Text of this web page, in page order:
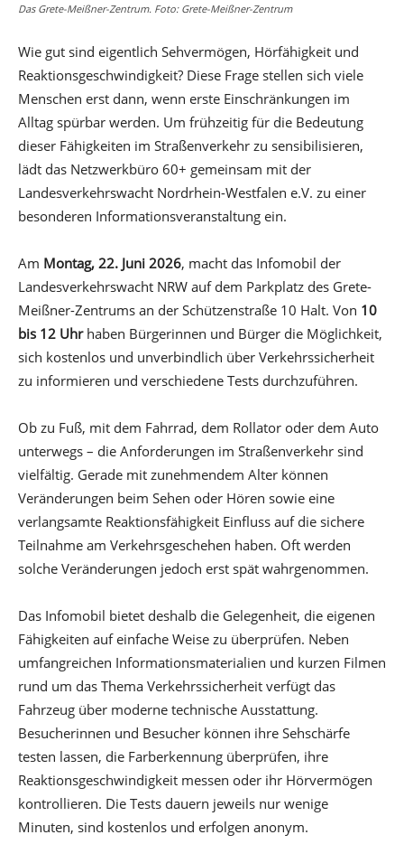
Das Grete-Meißner-Zentrum. Foto: Grete-Meißner-Zentrum
Wie gut sind eigentlich Sehvermögen, Hörfähigkeit und
Reaktionsgeschwindigkeit? Diese Frage stellen sich viele
Menschen erst dann, wenn erste Einschränkungen im
Alltag spürbar werden. Um frühzeitig für die Bedeutung
dieser Fähigkeiten im Straßenverkehr zu sensibilisieren,
lädt das Netzwerkbüro 60+ gemeinsam mit der
Landesverkehrswacht Nordrhein-Westfalen e.V. zu einer
besonderen Informationsveranstaltung ein.
Am Montag, 22. Juni 2026, macht das Infomobil der
Landesverkehrswacht NRW auf dem Parkplatz des Grete-
Meißner-Zentrums an der Schützenstraße 10 Halt. Von 10
bis 12 Uhrhaben Bürgerinnen und Bürger die Möglichkeit,
sich kostenlos und unverbindlich über Verkehrssicherheit
zu informieren und verschiedene Tests durchzuführen.
Ob zu Fuß, mit dem Fahrrad, dem Rollator oder dem Auto
unterwegs – die Anforderungen im Straßenverkehr sind
vielfältig. Gerade mit zunehmendem Alter können
Veränderungen beim Sehen oder Hören sowie eine
verlangsamte Reaktionsfähigkeit Einfluss auf die sichere
Teilnahme am Verkehrsgeschehen haben. Oft werden
solche Veränderungen jedoch erst spät wahrgenommen.
Das Infomobil bietet deshalb die Gelegenheit, die eigenen
Fähigkeiten auf einfache Weise zu überprüfen. Neben
umfangreichen Informationsmaterialien und kurzen Filmen
rund um das Thema Verkehrssicherheit verfügt das
Fahrzeug über moderne technische Ausstattung.
Besucherinnen und Besucher können ihre Sehschärfe
testen lassen, die Farberkennung überprüfen, ihre
Reaktionsgeschwindigkeit messen oder ihr Hörvermögen
kontrollieren. Die Tests dauern jeweils nur wenige
Minuten, sind kostenlos und erfolgen anonym.